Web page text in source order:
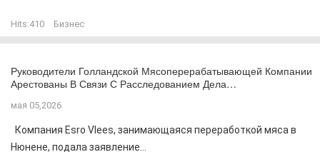
Hits:410 Бизнес
Руководители Голландской Мясоперерабатывающей Компании
Арестованы В Связи С Расследованием Дела…
мая 05,2026
Компания Esro Vlees, занимающаяся переработкой мяса в
Нюнене, подала заявление...